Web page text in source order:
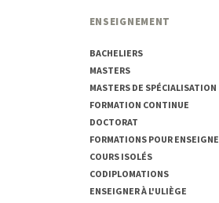
ENSEIGNEMENT
BACHELIERS
MASTERS
MASTERS DE SPÉCIALISATION
FORMATION CONTINUE
DOCTORAT
FORMATIONS POUR
COURS ISOLÉS
CODIPLOMATIONS
ENSEIGNER À L'ULIÈGE